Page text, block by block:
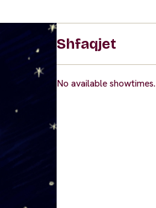
Shfaqjet
No available showtimes.